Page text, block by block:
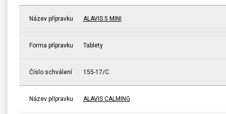
Název přípravku ALAVIS 5 MINI
Forma přípravku Tablety
Číslo schválení 155-17/C
Název přípravku ALAVIS CALMING